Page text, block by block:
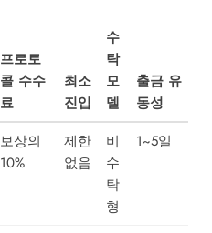
프로토
콜 수수
료
최소
진입
수
탁
모
델
출금 유
동성
보상의
10%
제한
없음
비
수
탁
형
1~5일